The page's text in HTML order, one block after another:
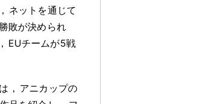
， ネットを通じて
敗が決められ
， EUチームが5戦
， アニカップの